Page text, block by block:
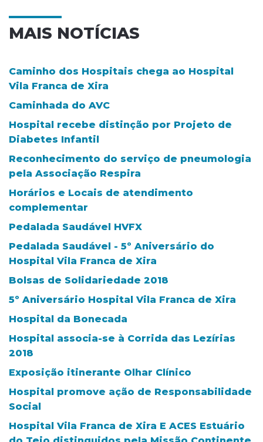
MAIS NOTÍCIAS
Caminho dos Hospitais chega ao Hospital
Vila Franca de Xira
Caminhada do AVC
Hospital recebe distinção por Projeto de
Diabetes Infantil
Reconhecimento do serviço de pneumologia
pela Associação Respira
Horários e Locais de atendimento
complementar
Pedalada Saudável HVFX
Pedalada Saudável - 5º Aniversário do
Hospital Vila Franca de Xira
Bolsas de Solidariedade 2018
5º Aniversário Hospital Vila Franca de Xira
Hospital da Bonecada
Hospital associa-se à Corrida das Lezírias
2018
Exposição itinerante Olhar Clínico
Hospital promove ação de Responsabilidade
Social
Hospital Vila Franca de Xira E ACES Estuário